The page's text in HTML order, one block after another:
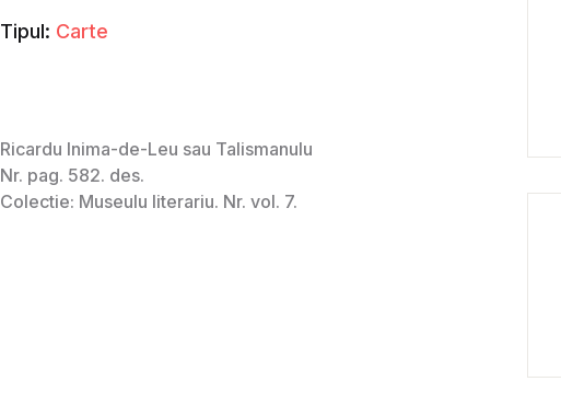
Tipul: Carte